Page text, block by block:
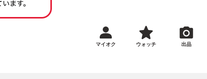
マイオク ウォッチ 出品